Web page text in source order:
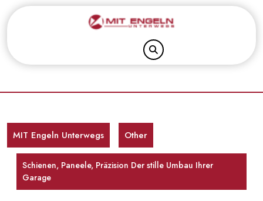
MIT Engeln Unterwegs Other
Schienen, Paneele, Präzision Der stille Umbau Ihrer
Garage